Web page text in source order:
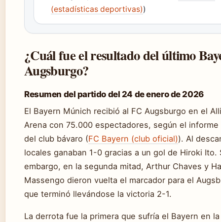
(estadísticas deportivas))
¿Cuál fue el resultado del último
Augsburgo?
Resumen del partido del 24 de enero de 2026
El Bayern Múnich recibió al FC Augsburgo en el
Arena con 75.000 espectadores, según el informe
del club bávaro (FC Bayern (club oficial)). Al
locales ganaban 1-0 gracias a un gol de Hiroki Ito.
embargo, en la segunda mitad, Arthur Chaves y
Massengo dieron vuelta el marcador para el
que terminó llevándose la victoria 2-1.
La derrota fue la primera que sufría el Bayern en la